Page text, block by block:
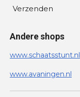
Verzenden
Andere shops
www.schaatsstunt.nl
www.avaningen.nl